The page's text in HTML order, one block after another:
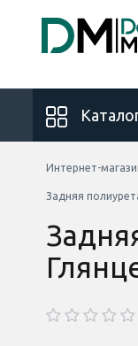
Интернет-
Задняя